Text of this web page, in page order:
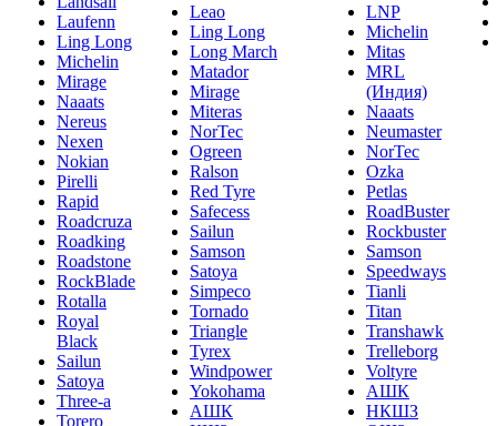
Laufenn
Ling Long
Michelin
Mirage
Naaats
Nereus
Nexen
Nokian
Pirelli
Rapid
Roadcruza
Roadking
Roadstone
RockBlade
Rotalla
Royal
Black
Sailun
Satoya
Three-a
Torero
Leao
Ling Long
Long March
Matador
Mirage
Miteras
NorTec
Ogreen
Ralson
Red Tyre
Safecess
Sailun
Samson
Satoya
Simpeco
Tornado
Triangle
Tyrex
Windpower
Yokohama
АШК
LNP
Michelin
Mitas
MRL
(Индия)
Naaats
Neumaster
NorTec
Ozka
Petlas
RoadBuster
Rockbuster
Samson
Speedways
Tianli
Titan
Transhawk
Trelleborg
Voltyre
АШК
НКШЗ